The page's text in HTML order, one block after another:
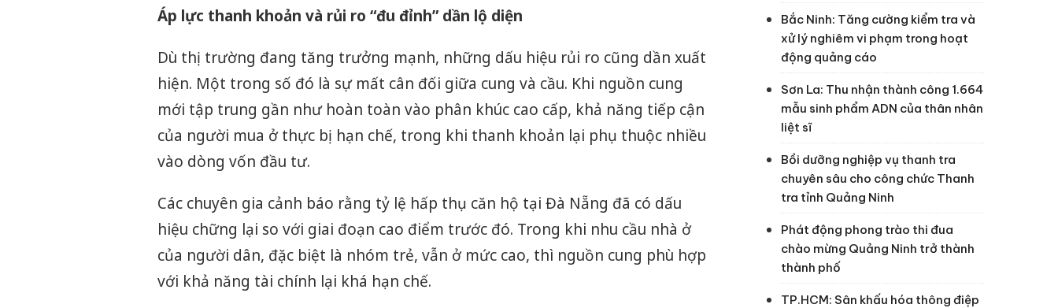
Áp lực thanh khoản và rủi ro “đu đỉnh” dần lộ diện
Dù thị trường đang tăng trưởng mạnh, những dấu hiệu rủi ro cũng dần xuất
hiện. Một trong số đó là sự mất cân đối giữa cung và cầu. Khi nguồn cung
mới tập trung gần như hoàn toàn vào phân khúc cao cấp, khả năng tiếp cận
của người mua ở thực bị hạn chế, trong khi thanh khoản lại phụ thuộc nhiều
vào dòng vốn đầu tư.
Các chuyên gia cảnh báo rằng tỷ lệ hấp thụ căn hộ tại Đà Nẵng đã có dấu
hiệu chững lại so với giai đoạn cao điểm trước đó. Trong khi nhu cầu nhà ở
của người dân, đặc biệt là nhóm trẻ, vẫn ở mức cao, thì nguồn cung phù hợp
với khả năng tài chính lại khá hạn chế.
Bắc Ninh: Tăng cường kiểm tra và
xử lý nghiêm vi phạm trong hoạt
động quảng cáo
Sơn La: Thu nhận thành công 1.664
mẫu sinh phẩm ADN của thân nhân
liệt sĩ
Bồi dưỡng nghiệp vụ thanh tra
chuyên sâu cho công chức Thanh
tra tỉnh Quảng Ninh
Phát động phong trào thi đua
chào mừng Quảng Ninh trở thành
thành phố
TP.HCM: Sân khấu hóa thông điệp